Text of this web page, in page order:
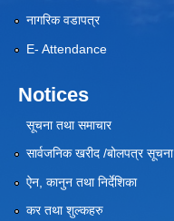
नागरिक वडापत्र
E- Attendance
Notices
सूचना तथा समाचार
सार्वजनिक खरीद /बोलपत्र सूचना
ऐन, कानुन तथा निर्देशिका
कर तथा शुल्कहरु